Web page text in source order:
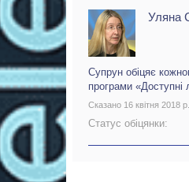
Уляна
Супрун обіцяє
програми «Доступні
Сказано 16 квітня 2018 р.
Статус обіцянки: